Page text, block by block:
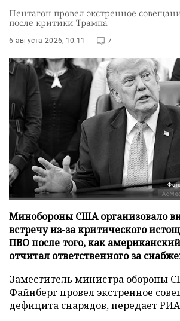
Пентагон провел экстренное
после критики Трампа
6 августа 2026, 10:11 7
Минобороны США организовало
встречу из-за критического
ПВО после того, как
отчитал ответственного за
Заместитель министра обороны
Файнберг провел экстренное
дефицита снарядов, передаетРИА